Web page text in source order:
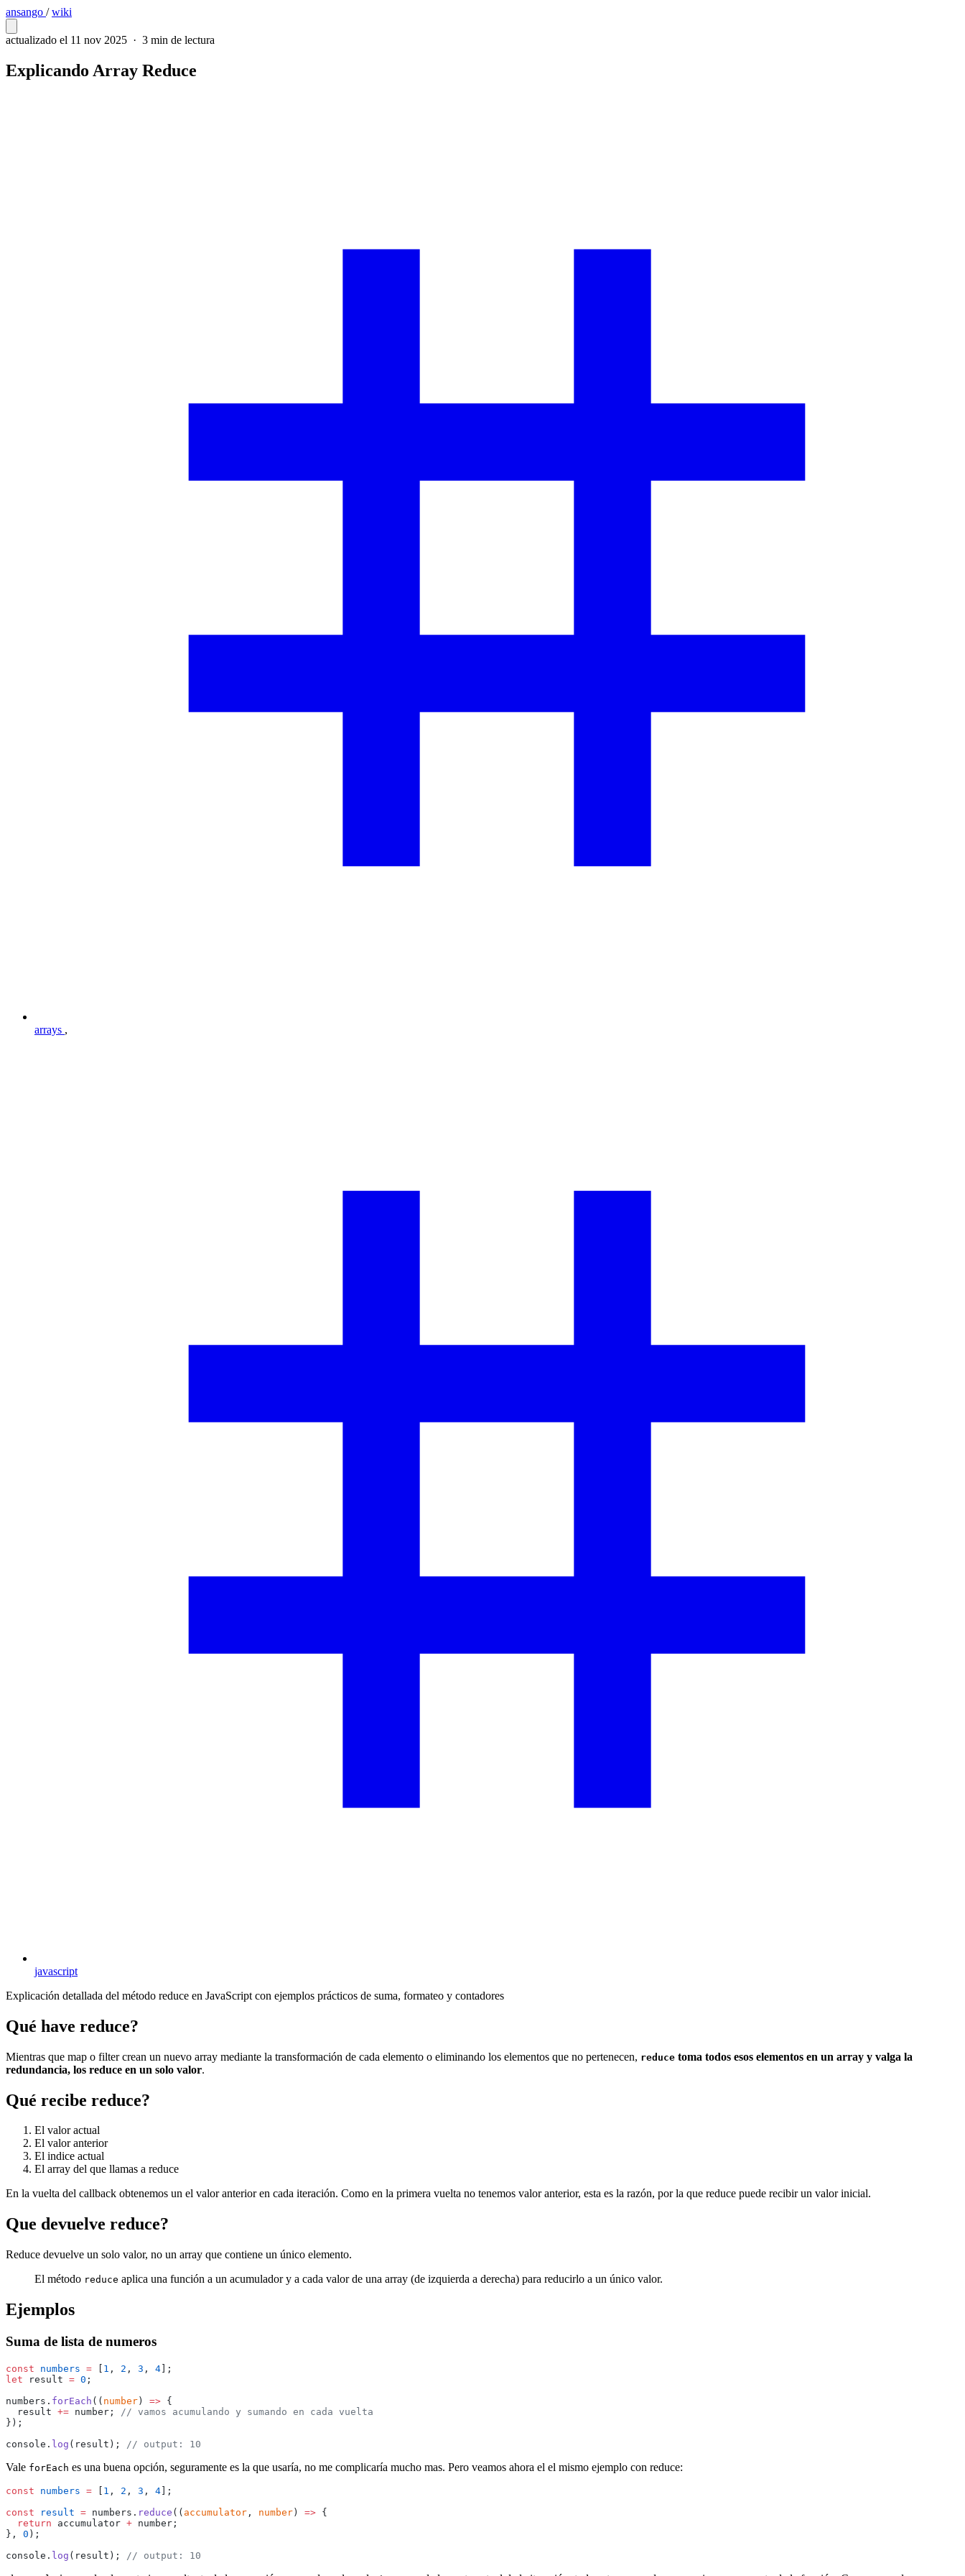
ansango /wiki
actualizado el 11 nov 2025 · 3 min de lectura
Explicando Array Reduce
arrays ,
javascript
Explicación detallada del método reduce en JavaScript con ejemplos prácticos de suma, formateo y contadores
Qué have reduce?
Mientras que map o filter crean un nuevo array mediante la transformación de cada elemento o eliminando los elementos que no pertenecen, reduce toma todos esos elementos en un array y valga la
redundancia, los reduce en un solo valor.
Qué recibe reduce?
El valor actual
El valor anterior
El indice actual
El array del que llamas a reduce
En la vuelta del callback obtenemos un el valor anterior en cada iteración. Como en la primera vuelta no tenemos valor anterior, esta es la razón, por la que reduce puede recibir un valor inicial.
Que devuelve reduce?
Reduce devuelve un solo valor, no un array que contiene un único elemento.
El método reduce aplica una función a un acumulador y a cada valor de una array (de izquierda a derecha) para reducirlo a un único valor.
Ejemplos
Suma de lista de numeros
const numbers = 1 , 2 , 3 , 4 ];
let result = 0 ;
numbers. forEach (( number ) => {
  result
+= number;
// vamos acumulando y sumando en cada vuelta
});
console. log (result); // output: 10
Vale forEach es una buena opción, seguramente es la que usaría, no me complicaría mucho mas. Pero veamos ahora el el mismo ejemplo con reduce:
const numbers = 1 , 2 , 3 , 4 ];
const result = numbers. reduce (( accumulator , number ) => {
  return
accumulator + number;
}, 0 );
console. log (result); // output: 10